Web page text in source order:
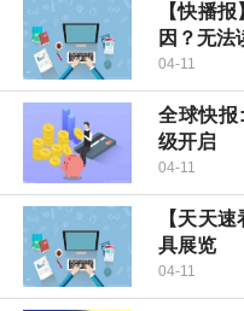
【快播
因？无法
04-11
全球快报
级开启
04-11
【天天
具展览
04-11